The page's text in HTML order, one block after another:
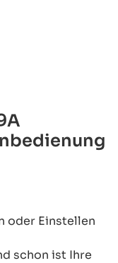
oder Einstellen
schon ist Ihre